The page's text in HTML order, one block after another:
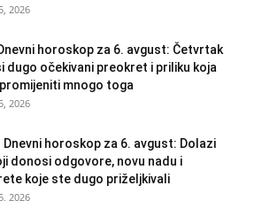
2026
horoskop za 6. avgust: Četvrtak
dugo očekivani preokret i priliku koja
mnogo toga
2026
Dnevni horoskop za 6. avgust: Dolazi
donosi odgovore, novu nadu i
koje ste dugo priželjkivali
2026